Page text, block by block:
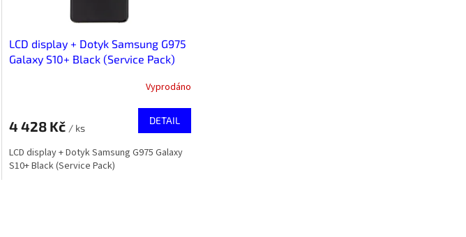
LCD display + Dotyk Samsung G975
Galaxy S10+ Black (Service Pack)
Vyprodáno
4 428 Kč / ks
DETAIL
LCD display + Dotyk Samsung G975 Galaxy
S10+ Black (Service Pack)